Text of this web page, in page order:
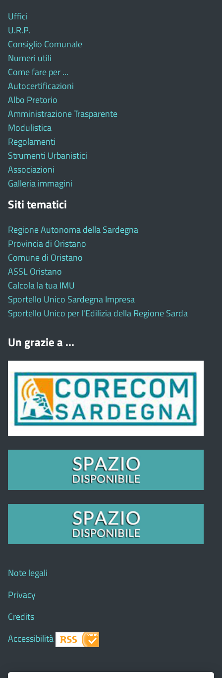
Uffici
U.R.P.
Consiglio Comunale
Numeri utili
Come fare per ...
Autocertificazioni
Albo Pretorio
Amministrazione Trasparente
Modulistica
Regolamenti
Strumenti Urbanistici
Associazioni
Galleria immagini
Siti tematici
Regione Autonoma della Sardegna
Provincia di Oristano
Comune di Oristano
ASSL Oristano
Calcola la tua IMU
Sportello Unico Sardegna Impresa
Sportello Unico per l'Edilizia della Regione Sarda
Un grazie a ...
Note legali
Privacy
Credits
Accessibilità